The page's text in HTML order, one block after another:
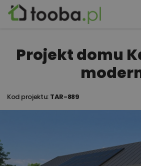
Projekt domu
Kod projektu: TAR-889